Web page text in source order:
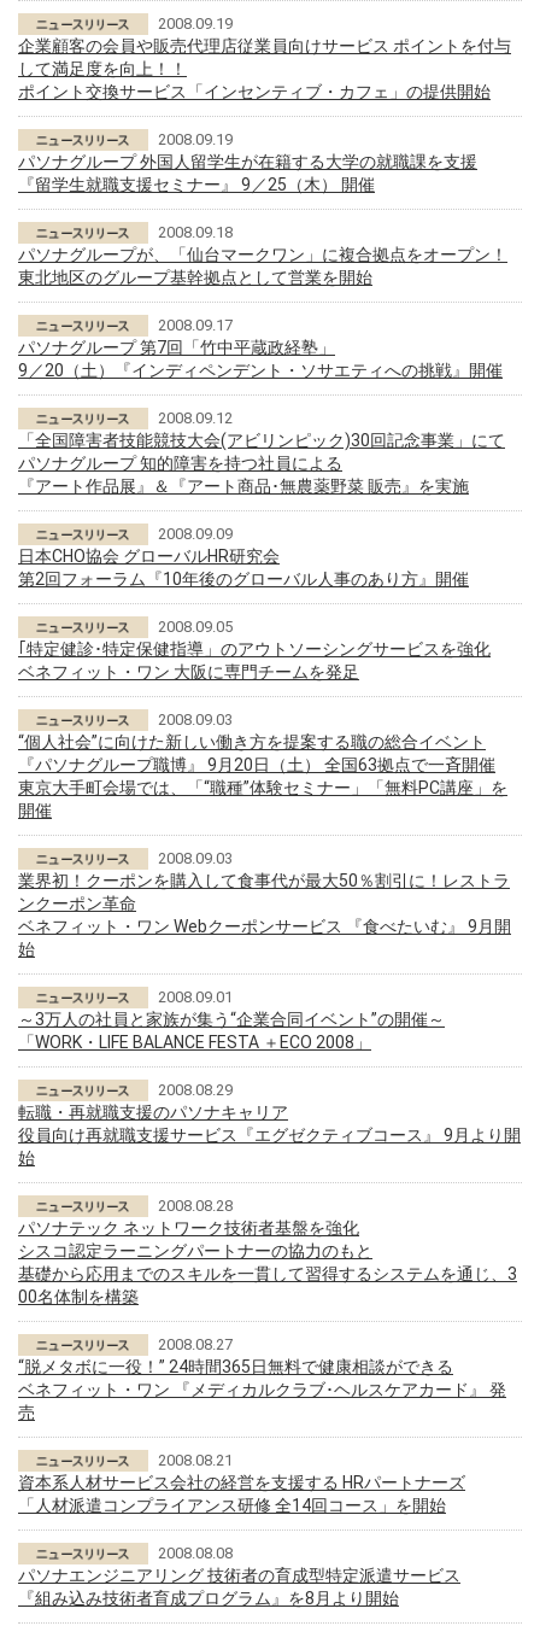
2008.09.19
企業顧客の会員や販売代理店従業員向けサービス ポイントを付与
して満足度を向上！！
ポイント交換サービス「インセンティブ・カフェ」の提供開始
2008.09.19
パソナグループ 外国人留学生が在籍する大学の就職課を支援
『留学生就職支援セミナー』 9／25（木） 開催
2008.09.18
パソナグループが、「仙台マークワン」に複合拠点をオープン！
東北地区のグループ基幹拠点として営業を開始
2008.09.17
パソナグループ 第7回「竹中平蔵政経塾」
9／20（土）『インディペンデント・ソサエティへの挑戦』開催
2008.09.12
「全国障害者技能競技大会(アビリンピック)30回記念事業」にて
パソナグループ 知的障害を持つ社員による
『アート作品展』＆『アート商品･無農薬野菜 販売』を実施
2008.09.09
日本CHO協会 グローバルHR研究会
第2回フォーラム『10年後のグローバル人事のあり方』開催
2008.09.05
｢特定健診･特定保健指導」のアウトソーシングサービスを強化
ベネフィット・ワン 大阪に専門チームを発足
2008.09.03
“個人社会”に向けた新しい働き方を提案する職の総合イベント
『パソナグループ職博』 9月20日（土） 全国63拠点で一斉開催
東京大手町会場では、「“職種”体験セミナー」「無料PC講座」を
開催
2008.09.03
業界初！クーポンを購入して食事代が最大50％割引に！レストラ
ンクーポン革命
ベネフィット・ワン Webクーポンサービス 『食べたいむ』 9月開
始
2008.09.01
～3万人の社員と家族が集う“企業合同イベント”の開催～
「WORK・LIFE BALANCE FESTA ＋ECO 2008」
2008.08.29
転職・再就職支援のパソナキャリア
役員向け再就職支援サービス『エグゼクティブコース』 9月より開
始
2008.08.28
パソナテック ネットワーク技術者基盤を強化
シスコ認定ラーニングパートナーの協力のもと
基礎から応用までのスキルを一貫して習得するシステムを通じ、3
00名体制を構築
2008.08.27
“脱メタボに一役！” 24時間365日無料で健康相談ができる
ベネフィット・ワン 『メディカルクラブ･ヘルスケアカード』 発
売
2008.08.21
資本系人材サービス会社の経営を支援する HRパートナーズ
「人材派遣コンプライアンス研修 全14回コース」を開始
2008.08.08
パソナエンジニアリング 技術者の育成型特定派遣サービス
『組み込み技術者育成プログラム』を8月より開始